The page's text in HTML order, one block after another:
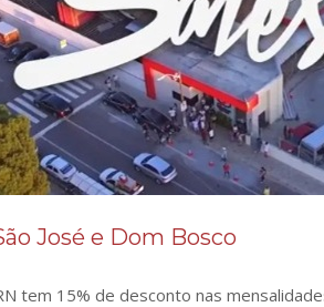
José e Dom Bosco
tem 15% de desconto nas